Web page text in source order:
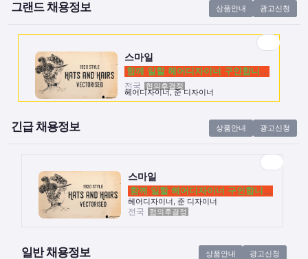
그랜드 채용정보 상품안내 광고신청
헤어디자이너, 준 디자이너
스마일
함께 일할 헤어디자이너 구인합니다.
헤어디자이너, 준 디자이너
전국 협의후결정
긴급 채용정보 상품안내 광고신청
스마일
함께 일할 헤어디자이너 구인합니다.
헤어디자이너, 준 디자이너
전국
협의후결정
일반 채용정보 상품안내 광고신청